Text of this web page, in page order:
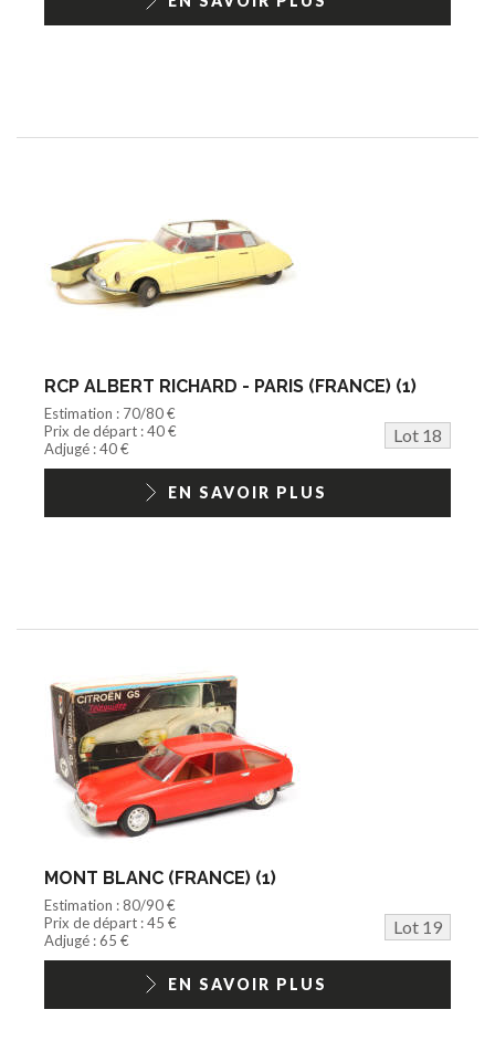
RCP ALBERT RICHARD - PARIS (FRANCE) (1)
Estimation : 70/80 €
Prix de départ : 40 €
Lot 18
Adjugé : 40 €
EN SAVOIR PLUS
MONT BLANC (FRANCE) (1)
Estimation : 80/90 €
Prix de départ : 45 €
Lot 19
Adjugé : 65 €
EN SAVOIR PLUS